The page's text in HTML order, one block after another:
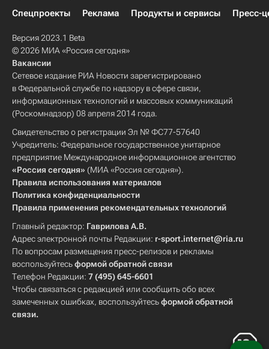
Спецпроекты
Реклама Продукты и сервисы Пресс-
Версия 2023.1 Beta
© 2026 МИА «Россия сегодня»
Вакансии
Сетевое издание РИА Новости зарегистрировано
в Федеральной службе по надзору в сфере связи,
информационных технологий и массовых коммуникаций
(Роскомнадзор) 08 апреля 2014 года.
Свидетельство о регистрации Эл № ФС77-57640
Учредитель: Федеральное государственное унитарное
предприятие Международное информационное агентство
«Россия сегодня» (МИА «Россия сегодня»).
Правила использования материалов
Политика конфиденциальности
Правила применения рекомендательных технологий
Главный редактор: Гаврилова А.В.
Адрес электронной почты Редакции: r-sport.internet@ria.ru
По вопросам размещения пресс-релизов и рекламы
воспользуйтесьформой обратной связи
Телефон Редакции: 7 (495) 645-6601
Чтобы связаться с редакцией или сообщить обо всех
замеченных ошибках, воспользуйтесьформой обратной
связи.